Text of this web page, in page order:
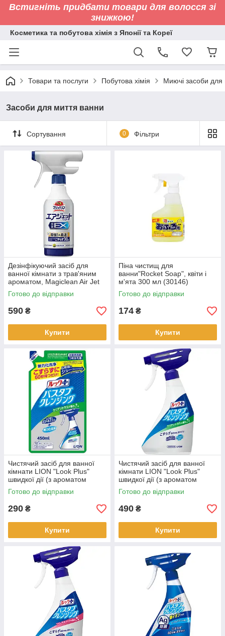
Встигніть придбати товари для волосся зі
знижкою!
Косметика та побутова хімія з Японії та Кореї
Товари та послуги Побутова хімія Миючі засоби для
Засоби для миття ванни
Сортування 0 Фільтри
Дезінфікуючий засіб для
ванної кімнати з трав'яним
ароматом, Magiclean Air Jet
EX, КАО, спрей 390 мл
Готово до відправки
590 ₴
Купити
Піна чистищ для
ванни"Rocket Soap", квіти і
м'ята 300 мл (30146)
Готово до відправки
174 ₴
Купити
Чистячий засіб для ванної
кімнати LION "Look Plus"
швидкої дії (з ароматом
цитруса) 450 мл (256397)
Готово до відправки
290 ₴
Купити
Чистячий засіб для ванної
кімнати LION "Look Plus"
швидкої дії (з ароматом
цитруса) 500 мл (256380)
Готово до відправки
490 ₴
Купити